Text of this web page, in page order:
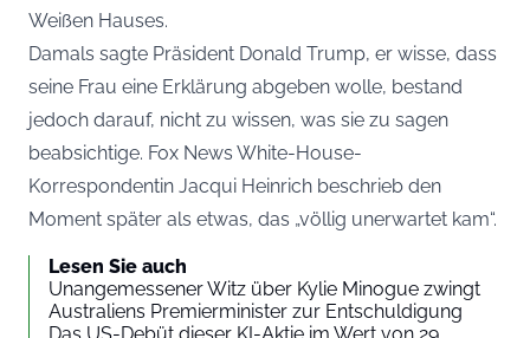
Weißen Hauses.
Damals sagte Präsident Donald Trump, er wisse, dass
seine Frau eine Erklärung abgeben wolle, bestand
jedoch darauf, nicht zu wissen, was sie zu sagen
beabsichtige. Fox News White-House-
Korrespondentin Jacqui Heinrich beschrieb den
Moment später als etwas, das „völlig unerwartet kam“.
Lesen Sie auch
Unangemessener Witz über Kylie Minogue zwingt
Australiens Premierminister zur Entschuldigung